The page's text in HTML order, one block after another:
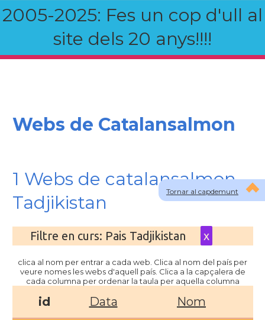
2005-2025: Fes un cop d'ull al
site dels 20 anys!!!!
Tornar al capdemunt
Webs de Catalansalmon
1 Webs de catalansalmon
Tadjikistan
Filtre en curs: Pais Tadjikistan x
clica al nom per entrar a cada web. Clica al nom del país per
veure nomes les webs d'aquell país. Clica a la capçalera de
cada columna per ordenar la taula per aquella columna
id Data Nom